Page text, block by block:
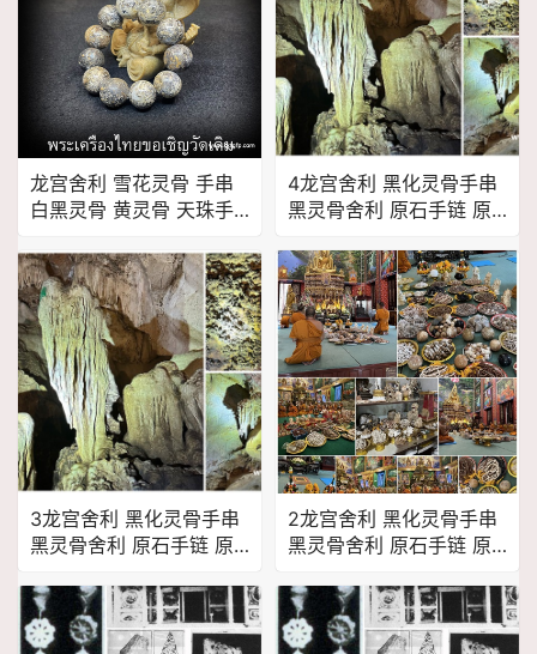
龙宫舍利 雪花灵骨 手串
白黑灵骨 黄灵骨 天珠手
康 财运 避险挡灾
4龙宫舍利 黑化灵骨手串
黑灵骨舍利 原石手链 原
3龙宫舍利 黑化灵骨手串
黑灵骨舍利 原石手链 原
2龙宫舍利 黑化灵骨手串
黑灵骨舍利 原石手链 原